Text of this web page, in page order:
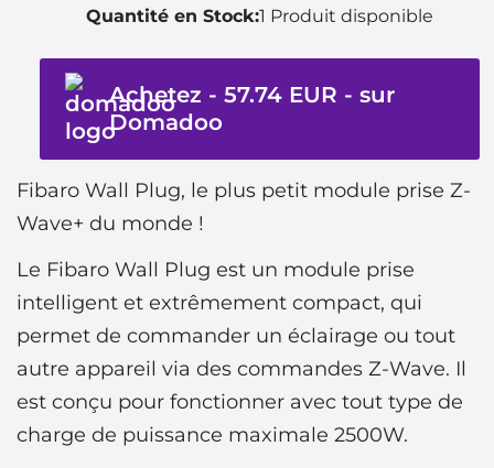
Quantité en Stock:1 Produit disponible
Achetez - 57.74 EUR - sur
Domadoo
Fibaro Wall Plug, le plus petit module prise Z-
Wave+ du monde !
Le Fibaro Wall Plug est un module prise
intelligent et extrêmement compact, qui
permet de commander un éclairage ou tout
autre appareil via des commandes Z-Wave. Il
est conçu pour fonctionner avec tout type de
charge de puissance maximale 2500W.